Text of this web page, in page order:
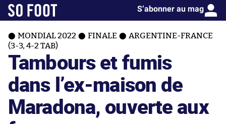
S’abonner au mag
MONDIAL 2022 FINALE
ARGENTINE-FRANCE
(3-3, 4-2 TAB)
Tambours et fumis
dans l’ex-maison de
Maradona, ouverte aux